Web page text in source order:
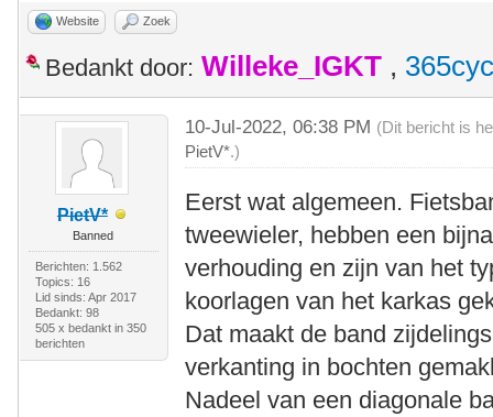
Website Zoek
Bedankt door: Willeke_IGKT ,
PietV*
Banned
Berichten: 1.562
Topics: 16
Lid sinds: Apr 2017
Bedankt: 98
505 x bedankt in 350
berichten
10-Jul-2022, 06:38 PM (Dit bericht is
PietV*.)
Eerst wat algemeen.
tweewieler, hebben een
verhouding en zijn van het
koorlagen van het karkas
Dat maakt de band
verkanting in bochten
Nadeel van een diagonale